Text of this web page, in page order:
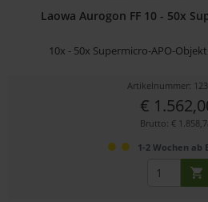
Laowa Aurogon FF 10 - 50x
10x - 50x Supermicro-APO-
Artikelnummer:
€
Brutto: €
1-2 Wochen ab